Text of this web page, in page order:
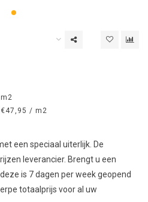
m2
€47,95 / m2
een speciaal uiterlijk. De
leverancier. Brengt u een
is 7 dagen per week geopend
totaalprijs voor al uw